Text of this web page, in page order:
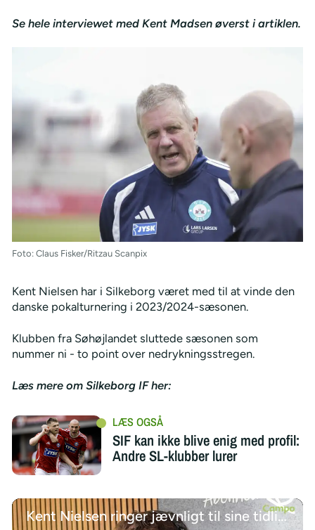
Se hele interviewet med Kent Madsen øverst i artiklen.
Foto: Claus Fisker/Ritzau Scanpix
Kent Nielsen har i Silkeborg været med til at vinde den
danske pokalturnering i 2023/2024-sæsonen.
Klubben fra Søhøjlandet sluttede sæsonen som
nummer ni - to point over nedrykningsstregen.
Læs mere om Silkeborg IF her:
SIF kan ikke blive enig med profil:
Andre SL-klubber lurer
Kent Nielsen ringer jævnligt til sine tidligere spillere